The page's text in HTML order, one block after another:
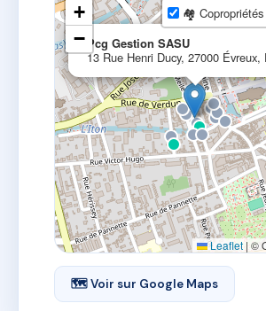
Pcg Gestion SASU
13 Rue Henri Ducy, 27000 Évreux,
+
−
🏘 Copropriétés
Leaflet | ©
🗺 Voir sur Google Maps